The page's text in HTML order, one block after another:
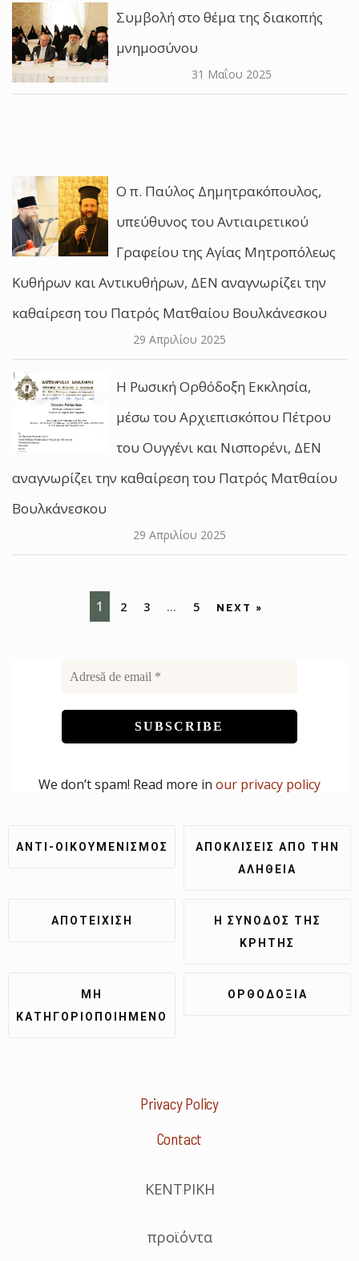
Συμβολή στο θέμα της διακοπής
μνημοσύνου
31 Μαΐου 2025
O π. Παύλος Δημητρακόπουλος,
υπεύθυνος του Αντιαιρετικού
Γραφείου της Αγίας Μητροπόλεως
Κυθήρων και Αντικυθήρων, ΔΕΝ αναγνωρίζει την
καθαίρεση του Πατρός Ματθαίου Βουλκάνεσκου
29 Απριλίου 2025
Η Ρωσική Ορθόδοξη Εκκλησία,
μέσω του Αρχιεπισκόπου Πέτρου
του Ουγγένι και Νισπορένι, ΔΕΝ
αναγνωρίζει την καθαίρεση του Πατρός Ματθαίου
Βουλκάνεσκου
29 Απριλίου 2025
1 2 3 … 5 NEXT »
We don’t spam! Read more in our privacy policy
ΑΝΤΙ-ΟΙΚΟΥΜΕΝΙΣΜΌΣ
ΑΠΟΚΛΊΣΕΙΣ ΑΠΌ ΤΗΝ
ΑΛΉΘΕΙΑ
ἈΠΟΤΕΊΧΙΣΗ
Η ΣΎΝΟΔΟΣ ΤΗΣ
ΚΡΉΤΗΣ
ΜΗ
ΚΑΤΗΓΟΡΙΟΠΟΙΗΜΈΝΟ
ΟΡΘΟΔΟΞΊΑ
Privacy Policy
Contact
ΚΕΝΤΡΙΚΗ
προϊόντα